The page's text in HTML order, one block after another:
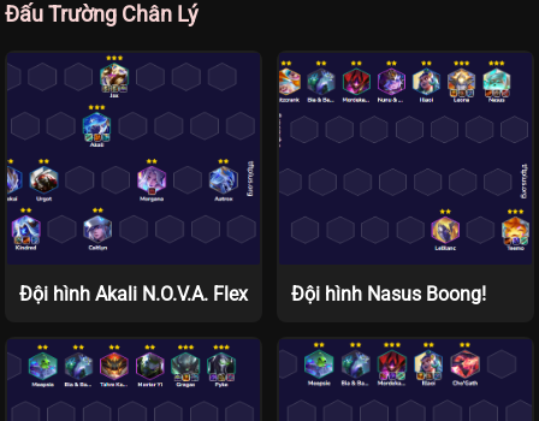
Đấu Trường Chân Lý
Đội hình Akali N.O.V.A. Flex Đội hình Nasus Boong!